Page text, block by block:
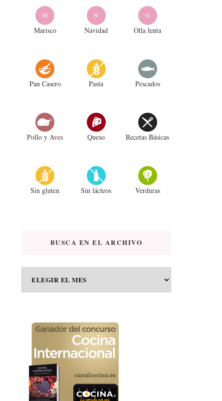
M
Marisco
N
Navidad
O
Olla lenta
Pan Casero Pasta Pescados
Pollo y Aves Queso Recetas Básicas
Sin gluten Sin lácteos Verduras
BUSCA EN EL ARCHIVO